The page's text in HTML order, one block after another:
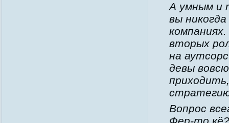
А умным и
вы
вторых
на
девы
Вопрос
Фер-то